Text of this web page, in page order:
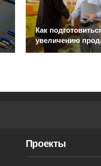
Как
увеличению
Проекты